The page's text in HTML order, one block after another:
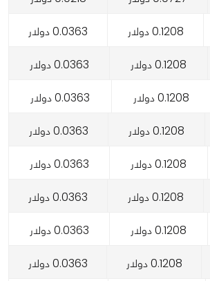
0.1208 دولار 0.0363 دولار
0.1208 دولار 0.0363 دولار
0.1208 دولار 0.0363 دولار
0.1208 دولار 0.0363 دولار
0.1208 دولار 0.0363 دولار
0.1208 دولار 0.0363 دولار
0.1208 دولار 0.0363 دولار
0.1208 دولار 0.0363 دولار